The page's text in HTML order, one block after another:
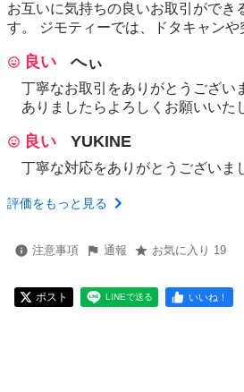
お互いに気持ちの良いお取引ができ
す。 ジモティーでは、ドタキャンや
良い へぃ
丁寧なお取引をありがとうござい
ありましたらよろしくお願いいた
良い YUKINE
丁寧な対応をありがとうございま
評価をもっと見る
注意事項 通報 お気に入り 19
ポスト LINEで送る いいね！